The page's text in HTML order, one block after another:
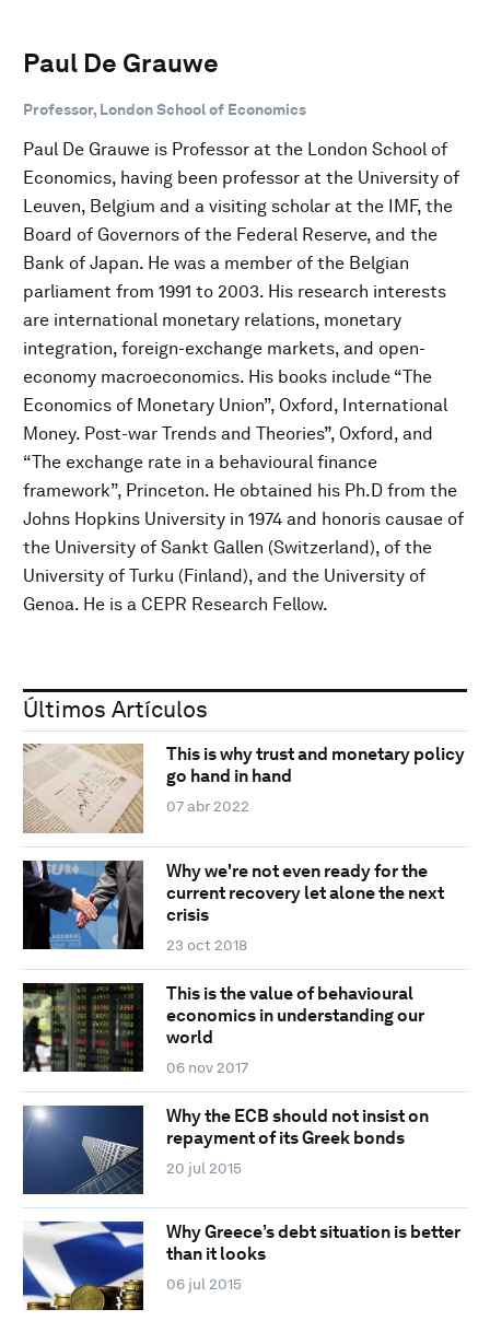
Paul De Grauwe
Professor, London School of Economics
Paul De Grauwe is Professor at the London School of
Economics, having been professor at the University of
Leuven, Belgium and a visiting scholar at the IMF, the
Board of Governors of the Federal Reserve, and the
Bank of Japan. He was a member of the Belgian
parliament from 1991 to 2003. His research interests
are international monetary relations, monetary
integration, foreign-exchange markets, and open-
economy macroeconomics. His books include “The
Economics of Monetary Union”, Oxford, International
Money. Post-war Trends and Theories”, Oxford, and
“The exchange rate in a behavioural finance
framework”, Princeton. He obtained his Ph.D from the
Johns Hopkins University in 1974 and honoris causae of
the University of Sankt Gallen (Switzerland), of the
University of Turku (Finland), and the University of
Genoa. He is a CEPR Research Fellow.
Últimos Artículos
This is why trust and monetary policy
go hand in hand
07 abr 2022
Why we're not even ready for the
current recovery let alone the next
crisis
23 oct 2018
This is the value of behavioural
economics in understanding our
world
06 nov 2017
Why the ECB should not insist on
repayment of its Greek bonds
20 jul 2015
Why Greece’s debt situation is better
than it looks
06 jul 2015